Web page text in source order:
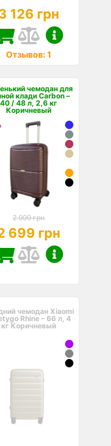
126 грн
Отзывов: 1
чемодан для
клади Carbon –
40 / 48 л, 2,6 кг
Коричневый
2 999 грн
699 грн
чемодан Xiaomi
Rhine – 66 л, 4
кг Коричневый